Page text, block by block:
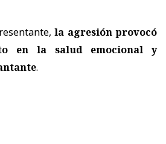
la agresión provocó
en la salud emocional y
.